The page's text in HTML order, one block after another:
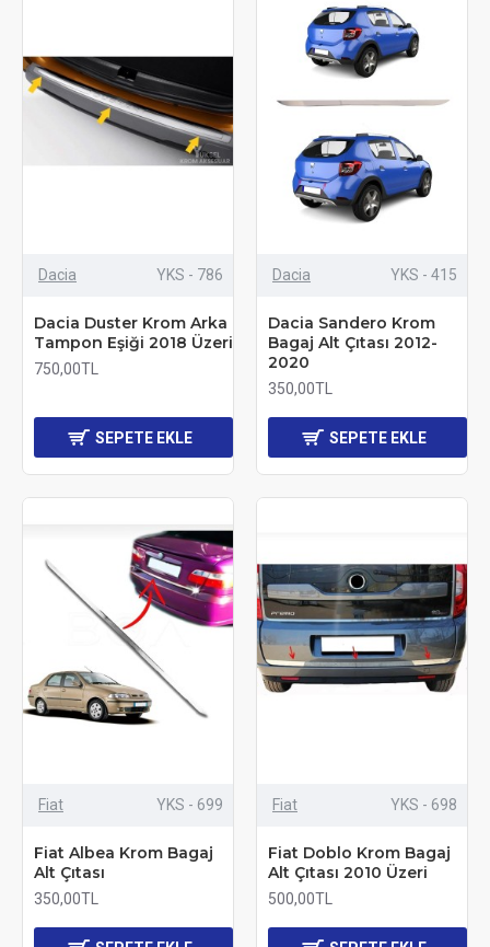
Dacia YKS - 786
Dacia Duster Krom Arka
Tampon Eşiği 2018 Üzeri
750,00TL
SEPETE EKLE
Dacia YKS - 415
Dacia Sandero Krom
Bagaj Alt Çıtası 2012-
2020
350,00TL
SEPETE EKLE
Fiat YKS - 699
Fiat Albea Krom Bagaj
Alt Çıtası
350,00TL
Fiat YKS - 698
Fiat Doblo Krom Bagaj
Alt Çıtası 2010 Üzeri
500,00TL